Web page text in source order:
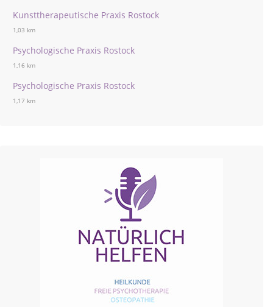
Kunsttherapeutische Praxis Rostock
1,03 km
Psychologische Praxis Rostock
1,16 km
Psychologische Praxis Rostock
1,17 km